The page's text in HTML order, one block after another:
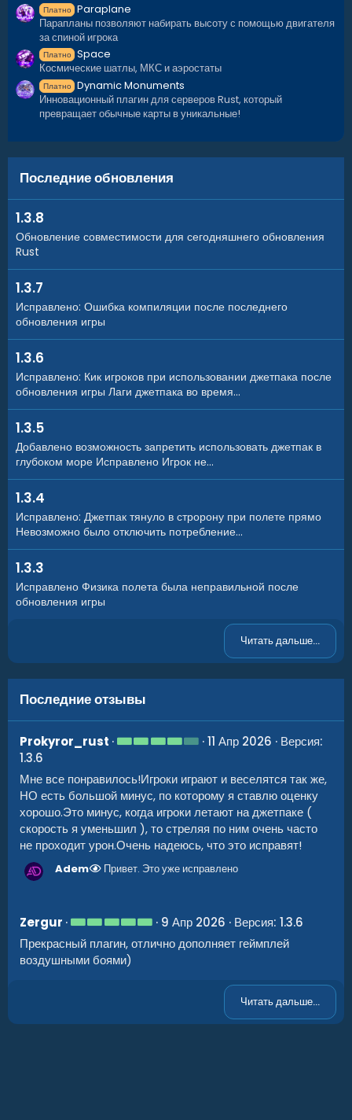
Платно Paraplane
Парапланы позволяют набирать высоту с помощью двигателя
за спиной игрока
Платно Space
Космические шатлы, МКС и аэростаты
Платно Dynamic Monuments
Инновационный плагин для серверов Rust, который
превращает обычные карты в уникальные!
Последние обновления
1.3.8
Обновление совместимости для сегодняшнего обновления
Rust
1.3.7
Исправлено: Ошибка компиляции после последнего
обновления игры
1.3.6
Исправлено: Кик игроков при использовании джетпака после
обновления игры Лаги джетпака во время...
1.3.5
Добавлено возможность запретить использовать джетпак в
глубоком море Исправлено Игрок не...
1.3.4
Исправлено: Джетпак тянуло в стророну при полете прямо
Невозможно было отключить потребление...
1.3.3
Исправлено Физика полета была неправильной после
обновления игры
Читать дальше...
Последние отзывы
Prokyror_rust 4
0
з
в
ё
з
д
11 Апр 2026
Версия:
1.3.6
Мне все понравилось!Игроки играют и веселятся так же,
НО есть большой минус, по которому я ставлю оценку
хорошо.Это минус, когда игроки летают на джетпаке (
скорость я уменьшил ), то стреляя по ним очень часто
не проходит урон.Очень надеюсь, что это исправят!
Adem Привет. Это уже исправлено
Zergur 5
0
9 Апр 2026
Версия: 1.3.6
Прекрасный плагин, отлично дополняет геймплей
воздушными боями)
Читать дальше...